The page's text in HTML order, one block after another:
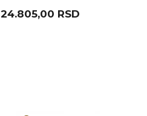
24.805,00 RSD